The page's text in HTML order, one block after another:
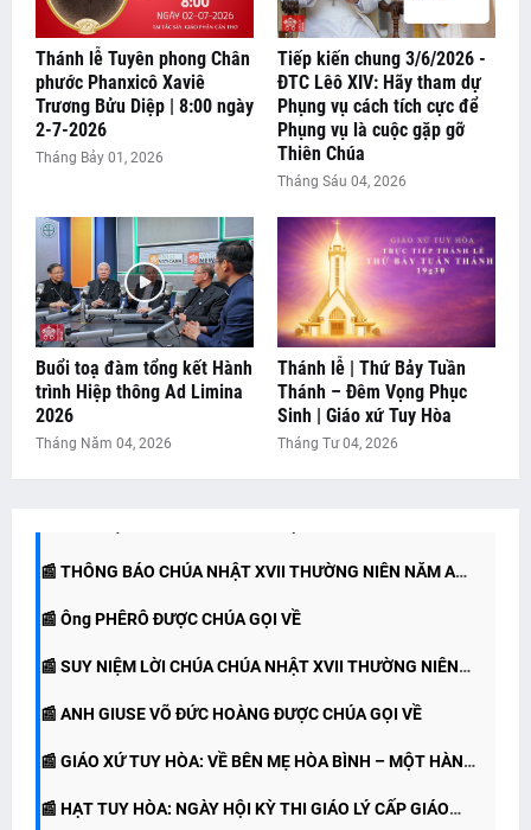
Thánh lễ Tuyên phong Chân
phước Phanxicô Xaviê
Trương Bửu Diệp | 8:00 ngày
2-7-2026
Tháng Bảy 01, 2026
Tiếp kiến chung 3/6/2026 -
ĐTC Lêô XIV: Hãy tham dự
Phụng vụ cách tích cực để
Phụng vụ là cuộc gặp gỡ
Thiên Chúa
Tháng Sáu 04, 2026
Buổi toạ đàm tổng kết Hành
trình Hiệp thông Ad Limina
2026
Tháng Năm 04, 2026
Thánh lễ | Thứ Bảy Tuần
Thánh – Đêm Vọng Phục
Sinh | Giáo xứ Tuy Hòa
Tháng Tư 04, 2026
📰 SUY NIỆM LỜI CHÚA - CHÚA NHẬT XIX THƯỜNG NIÊN
NĂM A
📰 THÔNG BÁO CHÚA NHẬT XVII THƯỜNG NIÊN NĂM A
(26/07/2026)
📰 Ông PHÊRÔ ĐƯỢC CHÚA GỌI VỀ
📰 SUY NIỆM LỜI CHÚA CHÚA NHẬT XVII THƯỜNG NIÊN
NĂM A (26.07.2026)
📰 ANH GIUSE VÕ ĐỨC HOÀNG ĐƯỢC CHÚA GỌI VỀ
📰 GIÁO XỨ TUY HÒA: VỀ BÊN MẸ HÒA BÌNH – MỘT HÀNH
TRÌNH TẠ ƠN
📰 HẠT TUY HÒA: NGÀY HỘI KỲ THI GIÁO LÝ CẤP GIÁO